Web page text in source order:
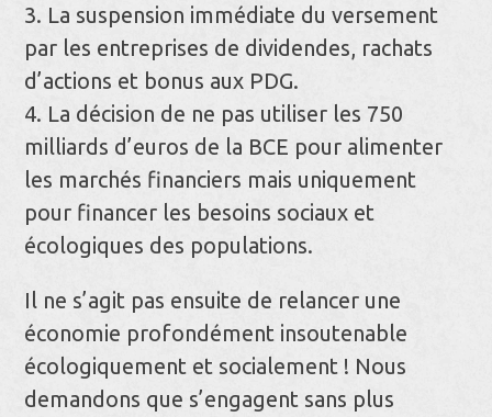
3. La suspension immédiate du versement
par les entreprises de dividendes, rachats
d’actions et bonus aux PDG.
4. La décision de ne pas utiliser les 750
milliards d’euros de la BCE pour alimenter
les marchés financiers mais uniquement
pour financer les besoins sociaux et
écologiques des populations.
Il ne s’agit pas ensuite de relancer une
économie profondément insoutenable
écologiquement et socialement ! Nous
demandons que s’engagent sans plus